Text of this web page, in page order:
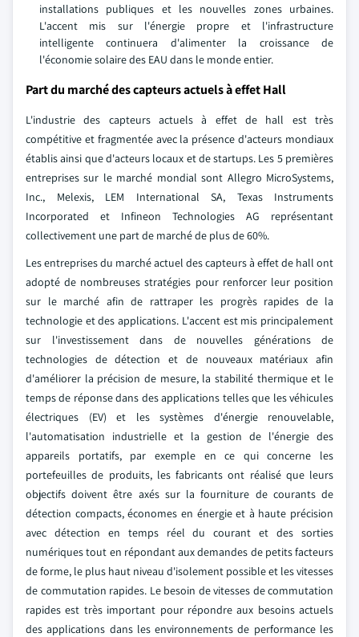
installations publiques et les nouvelles zones urbaines.
L'accent mis sur l'énergie propre et l'infrastructure
intelligente continuera d'alimenter la croissance de
l'économie solaire des EAU dans le monde entier.
Part du marché des capteurs actuels à effet Hall
L'industrie des capteurs actuels à effet de hall est très
compétitive et fragmentée avec la présence d'acteurs mondiaux
établis ainsi que d'acteurs locaux et de startups. Les 5 premières
entreprises sur le marché mondial sont Allegro MicroSystems,
Inc., Melexis, LEM International SA, Texas Instruments
Incorporated et Infineon Technologies AG représentant
collectivement une part de marché de plus de 60%.
Les entreprises du marché actuel des capteurs à effet de hall ont
adopté de nombreuses stratégies pour renforcer leur position
sur le marché afin de rattraper les progrès rapides de la
technologie et des applications. L'accent est mis principalement
sur l'investissement dans de nouvelles générations de
technologies de détection et de nouveaux matériaux afin
d'améliorer la précision de mesure, la stabilité thermique et le
temps de réponse dans des applications telles que les véhicules
électriques (EV) et les systèmes d'énergie renouvelable,
l'automatisation industrielle et la gestion de l'énergie des
appareils portatifs, par exemple en ce qui concerne les
portefeuilles de produits, les fabricants ont réalisé que leurs
objectifs doivent être axés sur la fourniture de courants de
détection compacts, économes en énergie et à haute précision
avec détection en temps réel du courant et des sorties
numériques tout en répondant aux demandes de petits facteurs
de forme, le plus haut niveau d'isolement possible et les vitesses
de commutation rapides. Le besoin de vitesses de commutation
rapides est très important pour répondre aux besoins actuels
des applications dans les environnements de performance les